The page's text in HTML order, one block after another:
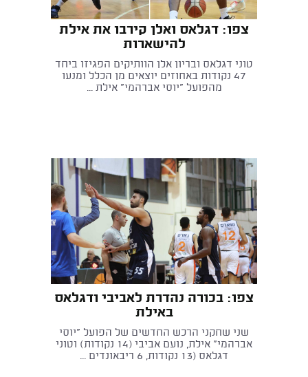
צפו: דגלאס ואלן קירבו את אילת
להישארות
טוני דגלאס ובריון אלן הוותיקים הפגיזו ביחד
47 נקודות באחוזים יוצאים מן הכלל ומנעו
מהפועל "יוסי אברהמי" אילת ...
צפו: בכורה נהדרת לאביבי ודגלאס
באילת
שני שחקני הרכש החדשים של הפועל "יוסי
אברהמי" אילת, נועם אביבי (14 נקודות) וטוני
דגלאס (13 נקודות, 6 ריבאונדים ...